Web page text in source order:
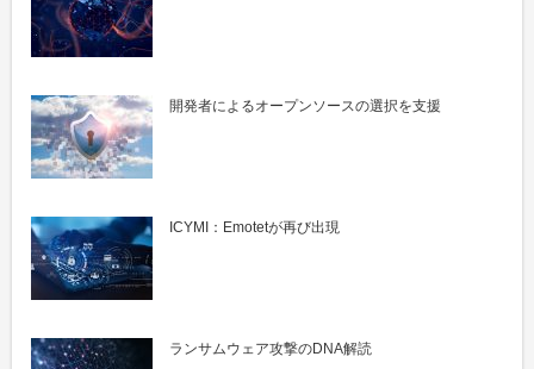
開発者によるオープンソースの選択を支援
ICYMI：Emotetが再び出現
ランサムウェア攻撃のDNA解読